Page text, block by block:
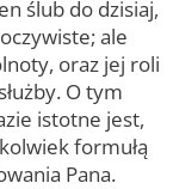
ślub do dzisiaj,
ale
oraz jej roli
O tym
istotne jest,
formułą
Pana.